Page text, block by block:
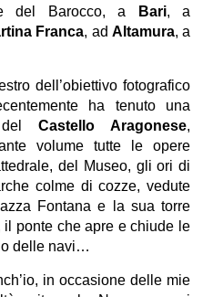
del Barocco, a Bari, a
Franca, ad Altamura, a
dell’obiettivo fotografico
ha tenuto una
del Castello Aragonese,
volume tutte le opere
del Museo, gli ori di
colme di cozze, vedute
Fontana e la sua torre
il ponte che apre e chiude le
delle navi…
in occasione delle mie